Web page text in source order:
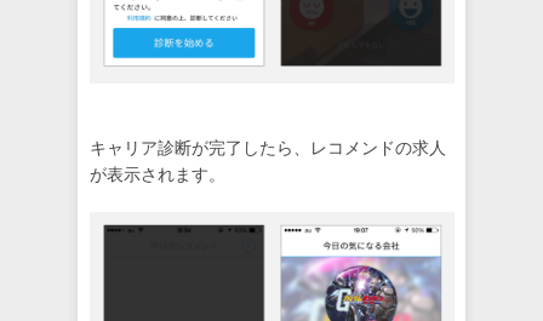
キャリア診断が完了したら、レコメンドの求人
が表示されます。